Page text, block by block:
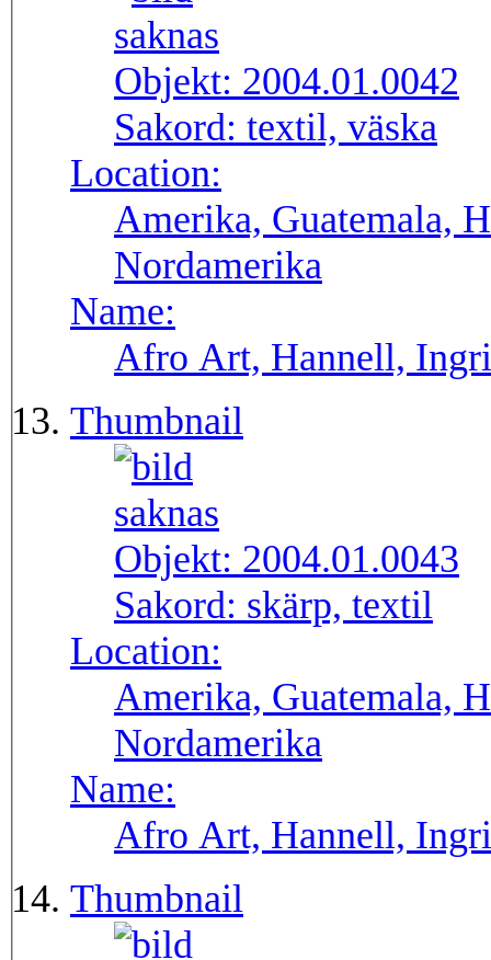
Objekt: 2004.01.0042
Sakord: textil, väska
Location:
Amerika, Guatemala,
Nordamerika
Name:
Afro Art, Hannell,
Thumbnail
Objekt: 2004.01.0043
Sakord: skärp, textil
Location:
Amerika, Guatemala,
Nordamerika
Name:
Afro Art, Hannell,
Thumbnail